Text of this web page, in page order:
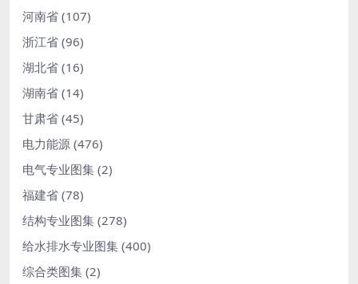
河南省 (107)
浙江省 (96)
湖北省 (16)
湖南省 (14)
甘肃省 (45)
电力能源 (476)
电气专业图集 (2)
福建省 (78)
结构专业图集 (278)
给水排水专业图集 (400)
综合类图集 (2)